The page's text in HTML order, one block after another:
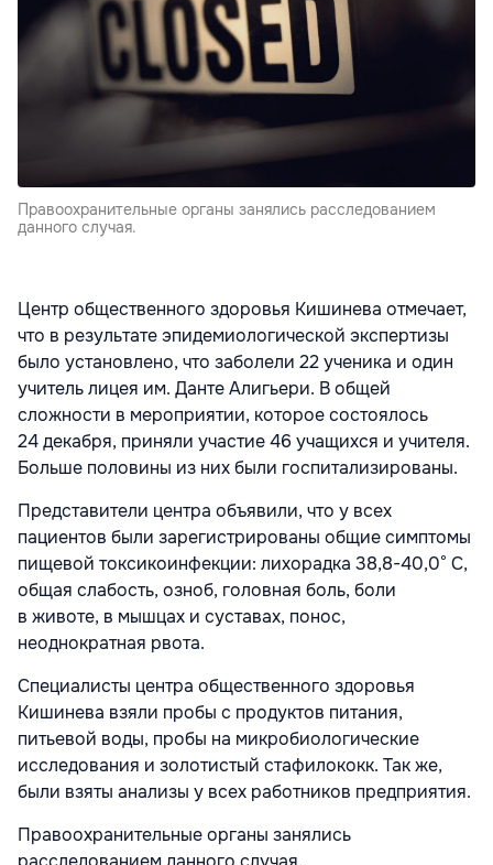
Правоохранительные органы занялись расследованием
данного случая.
Центр общественного здоровья Кишинева отмечает,
что в результате эпидемиологической экспертизы
было установлено, что заболели 22 ученика и один
учитель лицея им. Данте Алигьери. В общей
сложности в мероприятии, которое состоялось
24 декабря, приняли участие 46 учащихся и учителя.
Больше половины из них были госпитализированы.
Представители центра объявили, что у всех
пациентов были зарегистрированы общие симптомы
пищевой токсикоинфекции: лихорадка 38,8-40,0° С,
общая слабость, озноб, головная боль, боли
в животе, в мышцах и суставах, понос,
неоднократная рвота.
Специалисты центра общественного здоровья
Кишинева взяли пробы с продуктов питания,
питьевой воды, пробы на микробиологические
исследования и золотистый стафилококк. Так же,
были взяты анализы у всех работников предприятия.
Правоохранительные органы занялись